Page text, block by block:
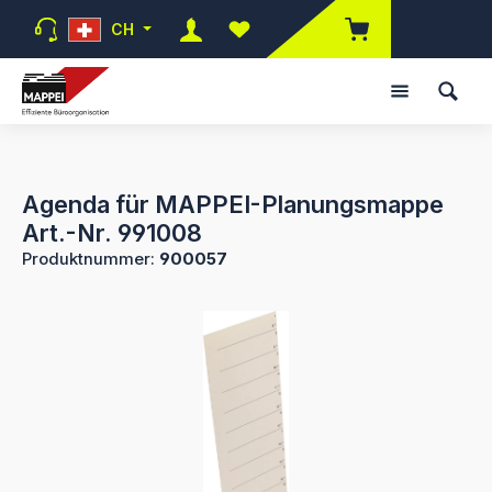
Zum Hauptinhalt springen
CH
Du hast 0 Produkte auf dem
Agenda für MAPPEI-Planungsmappe
Art.-Nr. 991008
Produktnummer: 900057